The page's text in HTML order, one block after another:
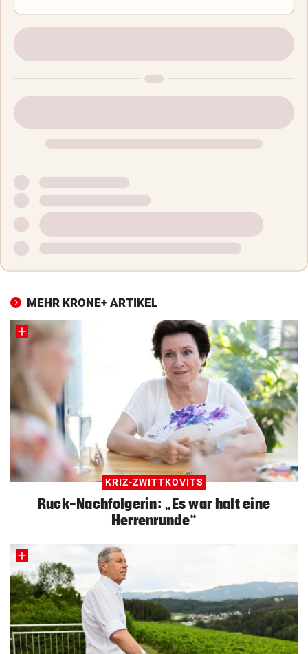
MEHR KRONE+ ARTIKEL
KRIZ-ZWITTKOVITS
Ruck-Nachfolgerin: „Es war halt eine
Herrenrunde“